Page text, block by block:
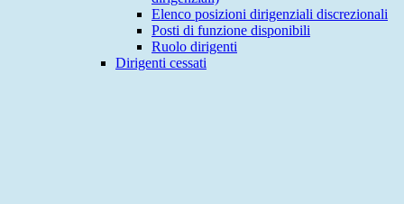
Elenco posizioni dirigenziali discrezionali
Posti di funzione disponibili
Ruolo dirigenti
Dirigenti cessati